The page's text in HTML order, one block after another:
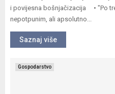
i povijesna bošnjačizacija • "Po
nepotpunim, ali apsolutno...
Saznaj više
Gospodarstvo